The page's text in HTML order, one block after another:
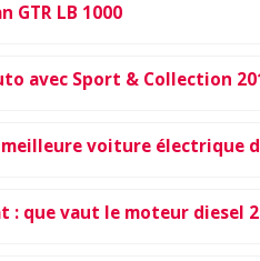
GTR LB 1000
avec Sport & Collection
meilleure voiture électrique
: que vaut le moteur diesel